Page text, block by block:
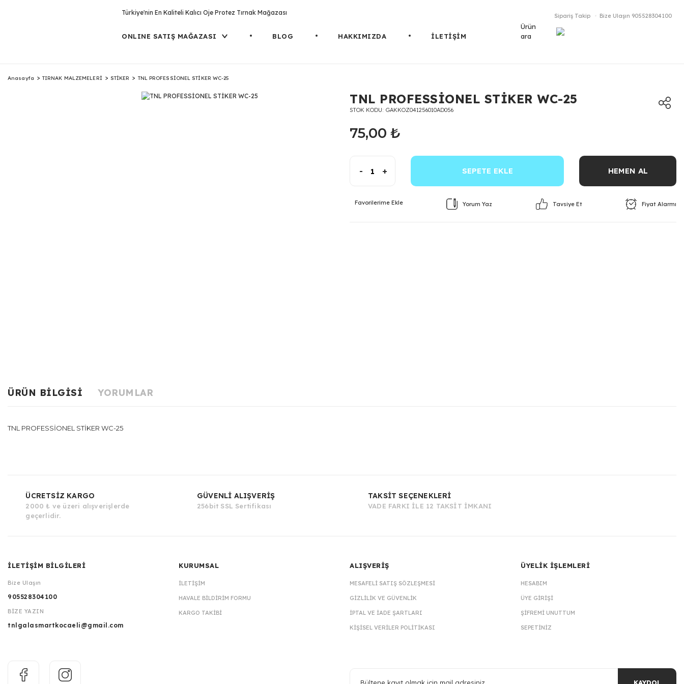
Türkiye'nin En Kaliteli Kalıcı Oje Protez Tırnak Mağazası
ONLINE SATIŞ MAĞAZASI BLOG HAKKIMIZDA İLETİŞİM
Sipariş Takip Bize Ulaşın 905528304100
Ürün
ara
Anasayfa TIRNAK MALZEMELERİ STİKER TNL PROFESSİONEL STİKER WC-25
TNL PROFESSİONEL STİKER WC-25
STOK KODU GAKKOZ041256010AD056
75,00 ₺
- + SEPETE EKLE HEMEN AL
Yorum Yaz Tavsiye Et Fiyat Alarmı
ÜRÜN BILGISI YORUMLAR
TNL PROFESSİONEL STİKER WC-25
ÜCRETSİZ KARGO
2000 ₺ ve üzeri alışverişlerde
geçerlidir.
GÜVENLİ ALIŞVERİŞ
256bit SSL Sertifikası
TAKSİT SEÇENEKLERİ
VADE FARKI İLE 12 TAKSİT İMKANI
İLETİŞİM BİLGİLERİ
Bize Ulaşın
905528304100
BİZE YAZIN
tnlgalasmartkocaeli@gmail.com
KURUMSAL
İLETIŞIM
HAVALE BILDIRIM FORMU
KARGO TAKIBI
ALIŞVERİŞ
MESAFELI SATIŞ SÖZLEŞMESI
GIZLILIK VE GÜVENLIK
İPTAL VE İADE ŞARTLARI
KIŞISEL VERILER POLITIKASI
ÜYELİK İŞLEMLERİ
HESABIM
ÜYE GIRIŞI
ŞIFREMI UNUTTUM
SEPETINIZ
KAYDOL